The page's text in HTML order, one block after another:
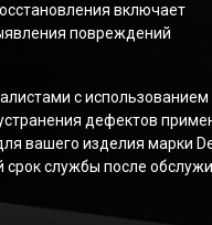
включает
повреждений
с использованием
дефектов
вашего изделия марки
срок службы после